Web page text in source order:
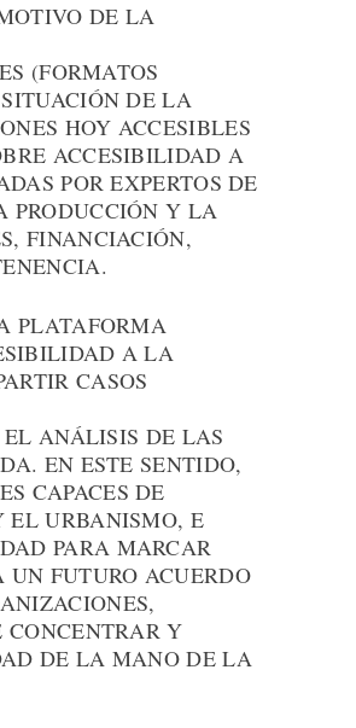
DE LA
(FORMATOS
DE LA
HOY ACCESIBLES
ACCESIBILIDAD A
POR EXPERTOS DE
PRODUCCIÓN Y LA
FINANCIACIÓN,
PLATAFORMA
A LA
CASOS
ANÁLISIS DE LAS
EN ESTE SENTIDO,
CAPACES DE
EL URBANISMO, E
PARA MARCAR
FUTURO ACUERDO
CONCENTRAR Y
DE LA MANO DE LA